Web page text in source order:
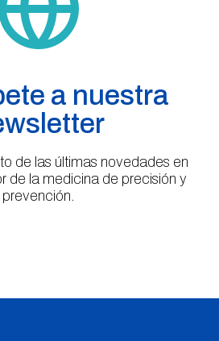
a nuestra
de las últimas novedades en
de la medicina de precisión y
prevención.